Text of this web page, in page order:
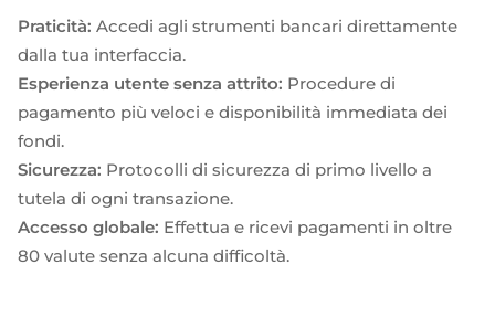
Praticità: Accedi agli strumenti bancari direttamente
dalla tua interfaccia.
Esperienza utente senza attrito: Procedure di
pagamento più veloci e disponibilità immediata dei
fondi.
Sicurezza: Protocolli di sicurezza di primo livello a
tutela di ogni transazione.
Accesso globale: Effettua e ricevi pagamenti in oltre
80 valute senza alcuna difficoltà.